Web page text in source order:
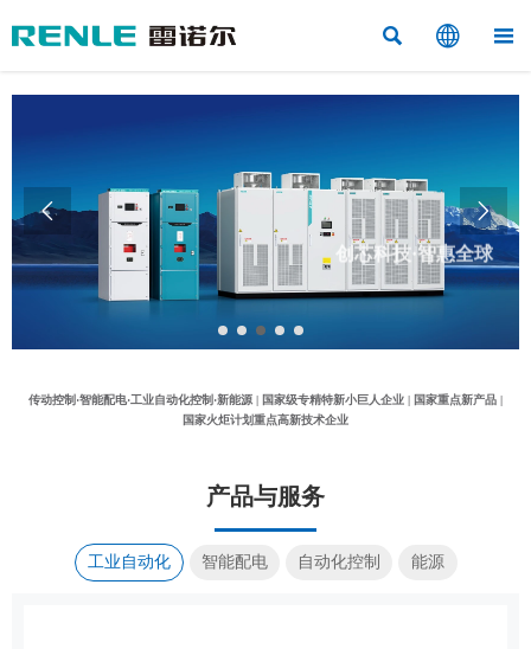
  
创芯科技·智惠全球
科技赋能·工业控制系统解决方案集成商
 
传动控制·智能配电·工业自动化控制·新能源 | 国家级专精特新小巨人企业 | 国家重点新产品 |
国家火炬计划重点高新技术企业
产品与服务
工业自动化 智能配电 自动化控制 能源